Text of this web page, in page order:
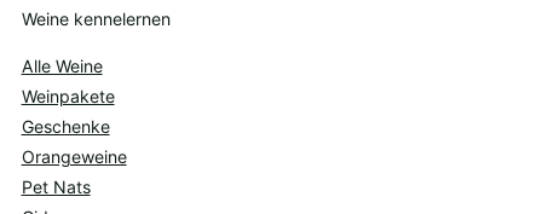
Weine kennelernen
Alle Weine
Weinpakete
Geschenke
Orangeweine
Pet Nats